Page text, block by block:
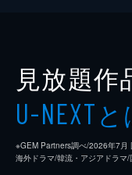
見放題作
U-NEXTと
※GEM Partners調べ/2026年7⽉
海外ドラマ/韓流・アジアドラマ/